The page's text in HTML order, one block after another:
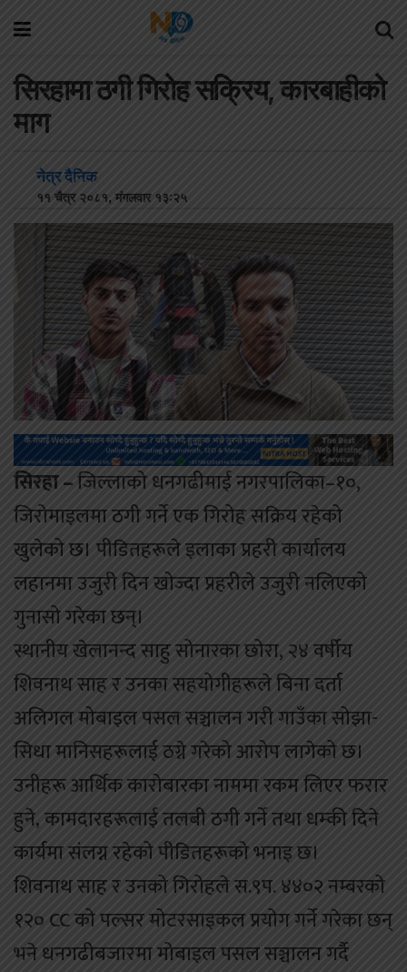
सिरहामा ठगी गिरोह सक्रिय, कारबाहीको
माग
नेत्र दैनिक
११ चैत्र २०८१, मंगलवार १३:२५
सिरहा –जिल्लाको धनगढीमाई नगरपालिका–१०,
जिरोमाइलमा ठगी गर्ने एक गिरोह सक्रिय रहेको
खुलेको छ। पीडितहरूले इलाका प्रहरी कार्यालय
लहानमा उजुरी दिन खोज्दा प्रहरीले उजुरी नलिएको
गुनासो गरेका छन्।
स्थानीय खेलानन्द साहु सोनारका छोरा, २४ वर्षीय
शिवनाथ साह र उनका सहयोगीहरूले बिना दर्ता
अलिगल मोबाइल पसल सञ्चालन गरी गाउँका सोझा-
सिधा मानिसहरूलाई ठग्ने गरेको आरोप लागेको छ।
उनीहरू आर्थिक कारोबारका नाममा रकम लिएर फरार
हुने, कामदारहरूलाई तलबी ठगी गर्ने तथा धम्की दिने
कार्यमा संलग्न रहेको पीडितहरूको भनाइ छ।
शिवनाथ साह र उनको गिरोहले स.९प. ४४०२ नम्बरको
१२० CC को पल्सर मोटरसाइकल प्रयोग गर्ने गरेका छन्
भने धनगढीबजारमा मोबाइल पसल सञ्चालन गर्दै